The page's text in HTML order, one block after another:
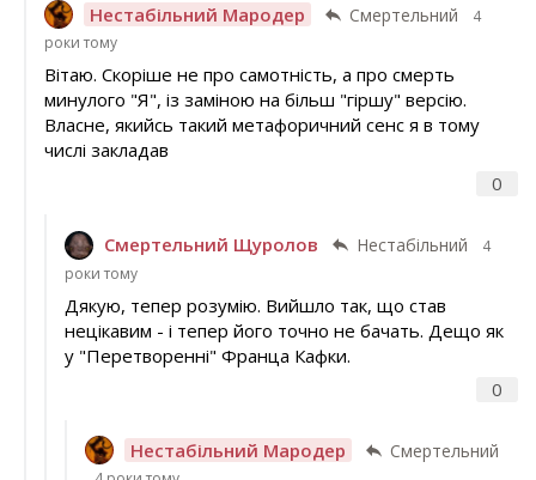
Нестабільний Мародер Смертельний
4
роки тому
0
Вітаю. Скоріше не про самотність, а про смерть
минулого "Я", із заміною на більш "гіршу" версію.
Власне, якийсь такий метафоричний сенс я в тому
числі закладав
Смертельний Щуролов Нестабільний
4
роки тому
0
Дякую, тепер розумію. Вийшло так, що став
нецікавим - і тепер його точно не бачать. Дещо як
у "Перетворенні" Франца Кафки.
Нестабільний Мародер Смертельний